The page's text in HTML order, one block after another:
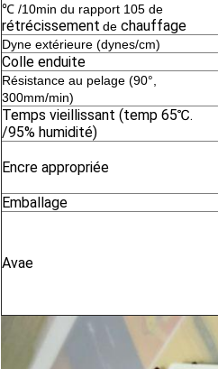
℃ /10min du rapport 105 de
rétrécissement de chauffage
Dyne extérieure (dynes/cm)
Colle enduite
Résistance au pelage (90°,
300mm/min)
Temps vieillissant (temp 65℃.
/95% humidité)
Encre appropriée
Emballage
Avae